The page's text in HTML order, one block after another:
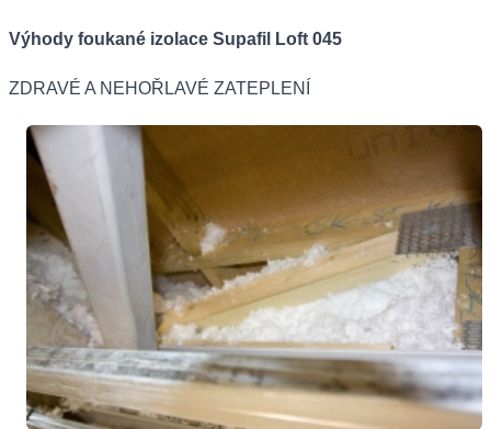
Výhody foukané izolace Supafil Loft 045
ZDRAVÉ A NEHOŘLAVÉ ZATEPLENÍ